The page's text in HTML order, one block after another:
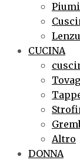
CUCINA
Altro
DONNA